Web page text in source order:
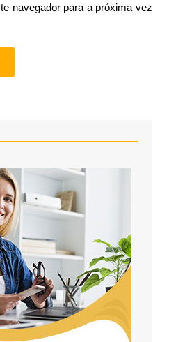
navegador para a próxima vez